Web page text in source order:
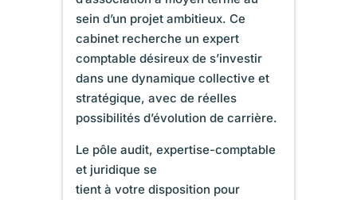
sein d’un projet ambitieux. Ce
cabinet recherche un expert
comptable désireux de s’investir
dans une dynamique collective et
stratégique, avec de réelles
possibilités d’évolution de carrière.
Le pôle audit, expertise-comptable
et juridique se
tient à votre disposition pour